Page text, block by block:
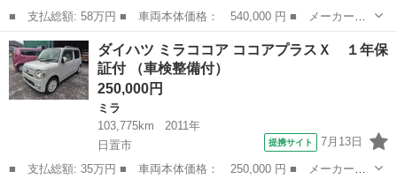
■ 支払総額: 58万円 ■ 車両本体価格： 540,000 円 ■ メーカー
名： ダイハツ ■ 車種名： タント ■ グレード名： Ｘ ＳＡ
ＥＴＣ 両側スライド・片側電動 ナビ ＴＶ 衝突被害軽減システ
ム スマートキー...
鹿児島 日置市 タント
ダイハツ ミラココア ココアプラスＸ １年保
証付 （車検整備付）
250,000円
ミラ
103,775km
2011年
日置市
提携サイト 7月13日
■ 支払総額: 35万円 ■ 車両本体価格： 250,000 円 ■ メーカー